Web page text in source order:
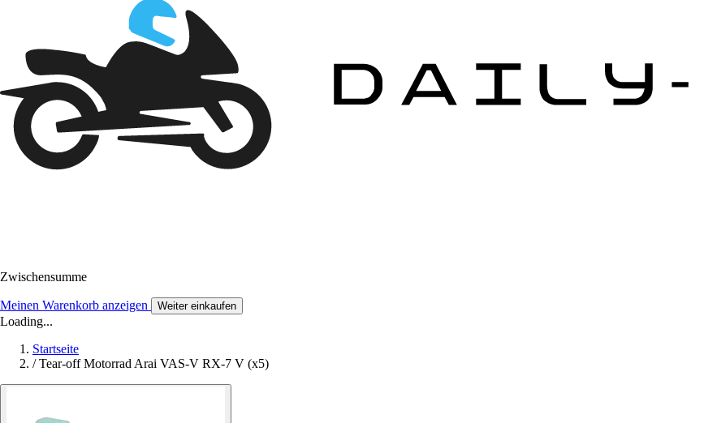
Zwischensumme
Meinen Warenkorb anzeigen Weiter einkaufen
Loading...
Startseite
/ Tear-off Motorrad Arai VAS-V RX-7 V (x5)